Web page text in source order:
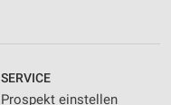
SERVICE
Prospekt einstellen